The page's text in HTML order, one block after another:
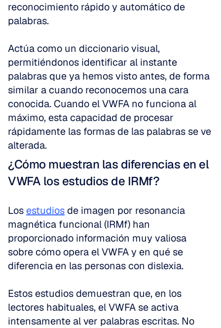
reconocimiento rápido y automático de
palabras.
Actúa como un diccionario visual,
permitiéndonos identificar al instante
palabras que ya hemos visto antes, de forma
similar a cuando reconocemos una cara
conocida. Cuando el VWFA no funciona al
máximo, esta capacidad de procesar
rápidamente las formas de las palabras se ve
alterada.
¿Cómo muestran las diferencias en el
VWFA los estudios de IRMf?
Los estudios de imagen por resonancia
magnética funcional (IRMf) han
proporcionado información muy valiosa
sobre cómo opera el VWFA y en qué se
diferencia en las personas con dislexia.
Estos estudios demuestran que, en los
lectores habituales, el VWFA se activa
intensamente al ver palabras escritas. No